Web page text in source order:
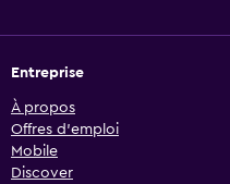
Entreprise
À propos
Offres d’emploi
Mobile
Discover